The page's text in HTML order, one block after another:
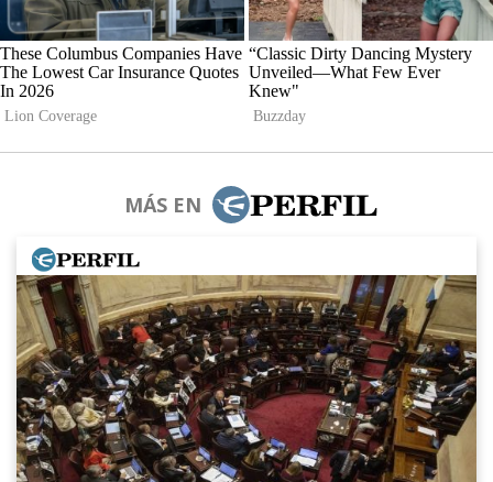
MÁS EN